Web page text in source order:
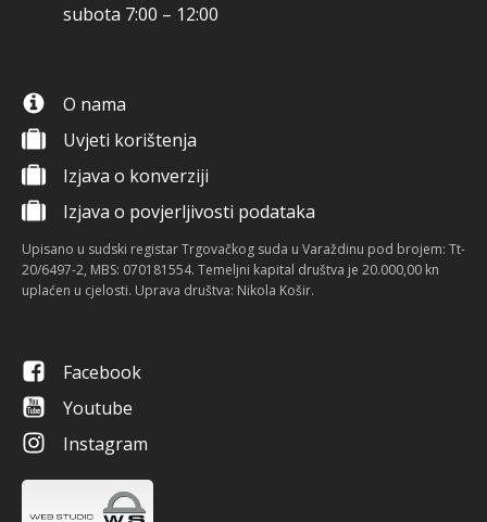
subota 7:00 – 12:00
O nama
Uvjeti korištenja
Izjava o konverziji
Izjava o povjerljivosti podataka
Upisano u sudski registar Trgovačkog suda u Varaždinu pod brojem: Tt-
20/6497-2, MBS: 070181554. Temeljni kapital društva je 20.000,00 kn
uplaćen u cjelosti. Uprava društva: Nikola Košir.
Facebook
Youtube
Instagram